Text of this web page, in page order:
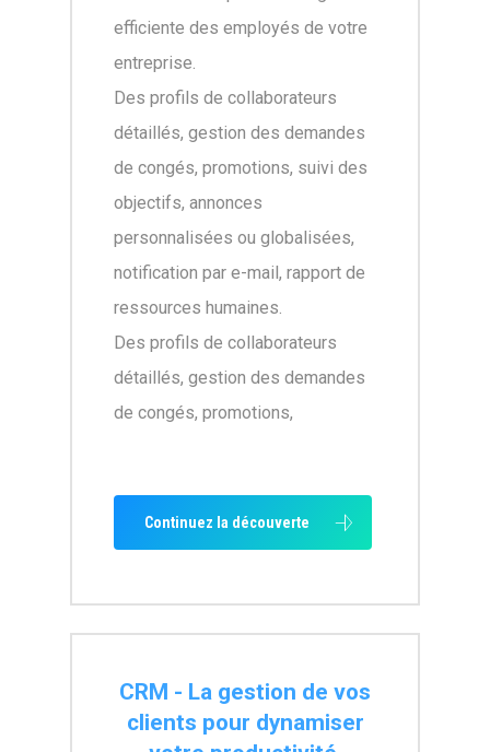
efficiente des employés de votre
entreprise.
Des profils de collaborateurs
détaillés, gestion des demandes
de congés, promotions, suivi des
objectifs, annonces
personnalisées ou globalisées,
notification par e-mail, rapport de
ressources humaines.
Des profils de collaborateurs
détaillés, gestion des demandes
de congés, promotions,
Continuez la découverte
CRM - La gestion de vos
clients pour dynamiser